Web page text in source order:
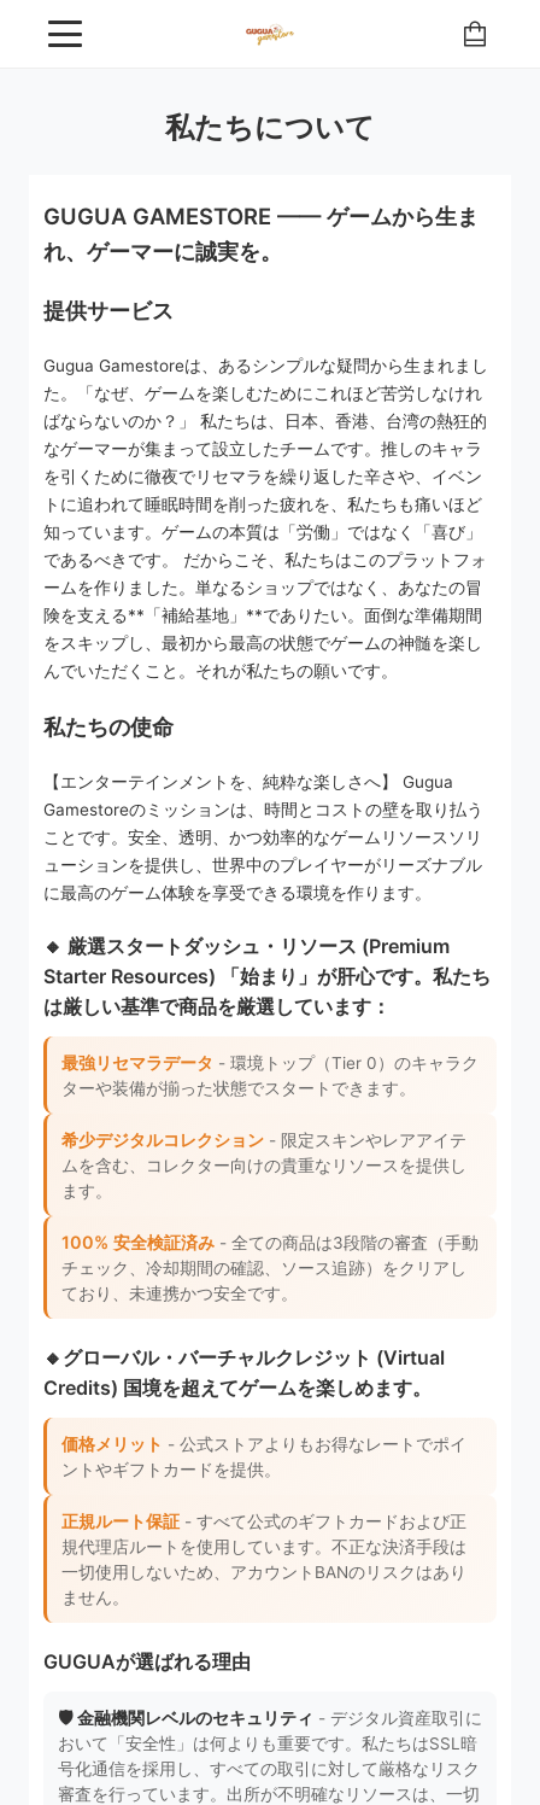
私たちについて
GUGUA GAMESTORE —— ゲームから生ま
れ、ゲーマーに誠実を。
提供サービス
Gugua Gamestoreは、あるシンプルな疑問から生まれまし
た。「なぜ、ゲームを楽しむためにこれほど苦労しなけれ
ばならないのか？」 私たちは、日本、香港、台湾の熱狂的
なゲーマーが集まって設立したチームです。推しのキャラ
を引くために徹夜でリセマラを繰り返した辛さや、イベン
トに追われて睡眠時間を削った疲れを、私たちも痛いほど
知っています。ゲームの本質は「労働」ではなく「喜び」
であるべきです。 だからこそ、私たちはこのプラットフォ
ームを作りました。単なるショップではなく、あなたの冒
険を支える**「補給基地」**でありたい。面倒な準備期間
をスキップし、最初から最高の状態でゲームの神髄を楽し
んでいただくこと。それが私たちの願いです。
私たちの使命
【エンターテインメントを、純粋な楽しさへ】 Gugua
Gamestoreのミッションは、時間とコストの壁を取り払う
ことです。安全、透明、かつ効率的なゲームリソースソリ
ューションを提供し、世界中のプレイヤーがリーズナブル
に最高のゲーム体験を享受できる環境を作ります。
🔸 厳選スタートダッシュ・リソース (Premium
Starter Resources) 「始まり」が肝心です。私たち
は厳しい基準で商品を厳選しています：
最強リセマラデータ - 環境トップ（Tier 0）のキャラク
ターや装備が揃った状態でスタートできます。
希少デジタルコレクション - 限定スキンやレアアイテ
ムを含む、コレクター向けの貴重なリソースを提供し
ます。
100% 安全検証済み - 全ての商品は3段階の審査（手動
チェック、冷却期間の確認、ソース追跡）をクリアし
ており、未連携かつ安全です。
🔸グローバル・バーチャルクレジット (Virtual
Credits) 国境を超えてゲームを楽しめます。
価格メリット - 公式ストアよりもお得なレートでポイ
ントやギフトカードを提供。
正規ルート保証 - すべて公式のギフトカードおよび正
規代理店ルートを使用しています。不正な決済手段は
一切使用しないため、アカウントBANのリスクはあり
ません。
GUGUAが選ばれる理由
🛡️ 金融機関レベルのセキュリティ - デジタル資産取引に
おいて「安全性」は何よりも重要です。私たちはSSL暗
号化通信を採用し、すべての取引に対して厳格なリスク
審査を行っています。出所が不明確なリソースは、一切